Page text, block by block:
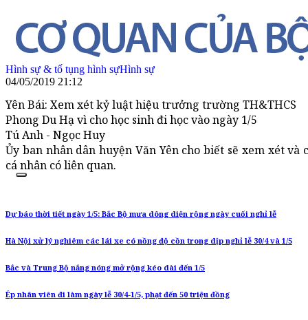
Hình sự & tố tụng hình sựHình sự
04/05/2019 21:12
Yên Bái: Xem xét kỷ luật hiệu trưởng trường TH&THCS
Phong Du Hạ vì cho học sinh đi học vào ngày 1/5
Tú Anh - Ngọc Huy
Ủy ban nhân dân huyện Văn Yên cho biết sẽ xem xét
cá nhân có liên quan.
Dự báo thời tiết ngày 1/5: Bắc Bộ mưa dông diện rộng ngày cuối nghỉ lễ
Hà Nội xử lý nghiêm các lái xe có nồng độ cồn trong dịp nghỉ lễ 30/4 và 1/5
Bắc và Trung Bộ nắng nóng mở rộng kéo dài đến 1/5
Ép nhân viên đi làm ngày lễ 30/4-1/5, phạt đến 50 triệu đồng